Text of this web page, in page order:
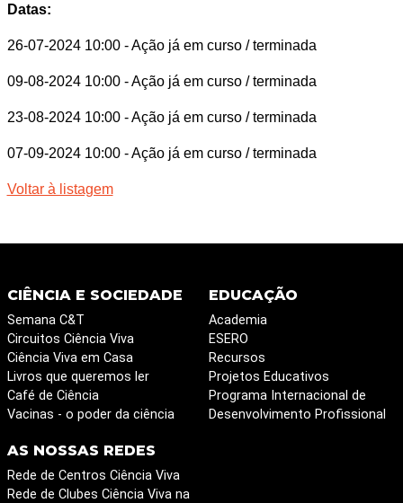
Datas:
26-07-2024 10:00 - Ação já em curso / terminada
09-08-2024 10:00 - Ação já em curso / terminada
23-08-2024 10:00 - Ação já em curso / terminada
07-09-2024 10:00 - Ação já em curso / terminada
Voltar à listagem
CIÊNCIA E SOCIEDADE
Semana C&T
Circuitos Ciência Viva
Ciência Viva em Casa
Livros que queremos ler
Café de Ciência
Vacinas - o poder da ciência
EDUCAÇÃO
Academia
ESERO
Recursos
Projetos Educativos
Programa Internacional de
Desenvolvimento Profissional
AS NOSSAS REDES
Rede de Centros Ciência Viva
Rede de Clubes Ciência Viva na